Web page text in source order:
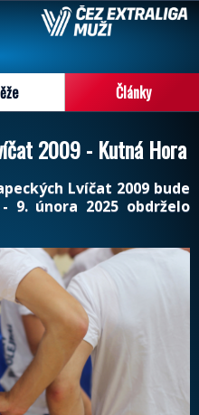
Články
2009 - Kutná Hora
Lvíčat 2009 bude
9. února 2025 obdrželo